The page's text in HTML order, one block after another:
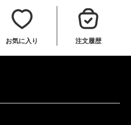
お気に入り 注文履歴